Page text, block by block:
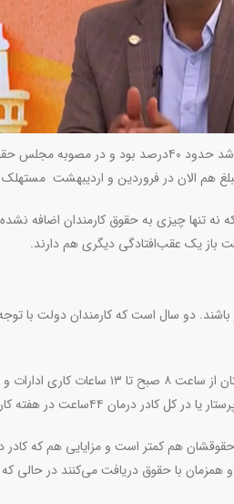
رئیس هیئت‌مدیره نظام پرستاری اهواز افزود: برای مثال تورم رسمی که در اسفندماه اعلام شد حدود
نه تنها چیزی به حقوق کارمندان اضافه
باز یک عقب‌افتادگی دیگری هم دارند.
دو سال است که کارمندان دولت با
رئیس هیئت‌مدیره نظام پرستاری اهواز گفت: برای مثال در مصوبه فعلی استانداری خوزستان از
دولت کار می‌کنند و حقوقشان هم کمتر است و مزایایی هم که
همزمان با حقوق دریافت می‌کنند در حالی که